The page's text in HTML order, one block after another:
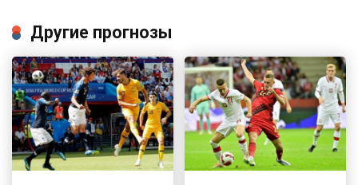
Другие прогнозы